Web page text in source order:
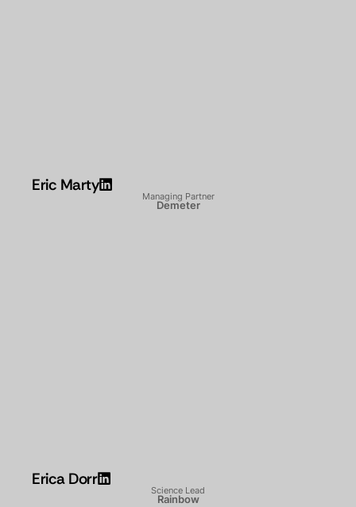
Eric Marty
Managing Partner
Demeter
Erica Dorr
Science Lead
Rainbow